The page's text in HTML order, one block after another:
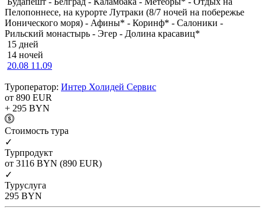
Пелопоннесе, на курорте Лутраки (8/7 ночей на побережье
Ионического моря) - Афины* - Коринф* - Салоники -
Рильский монастырь - Эгер - Долина красавиц*
15 дней
14 ночей
20.08 11.09
Туроператор: Интер Холидей Сервис
от 890 EUR
+ 295 BYN
Cтоимость тура
✓
Турпродукт
от 3116 BYN (890 EUR)
✓
Туруслуга
295 BYN